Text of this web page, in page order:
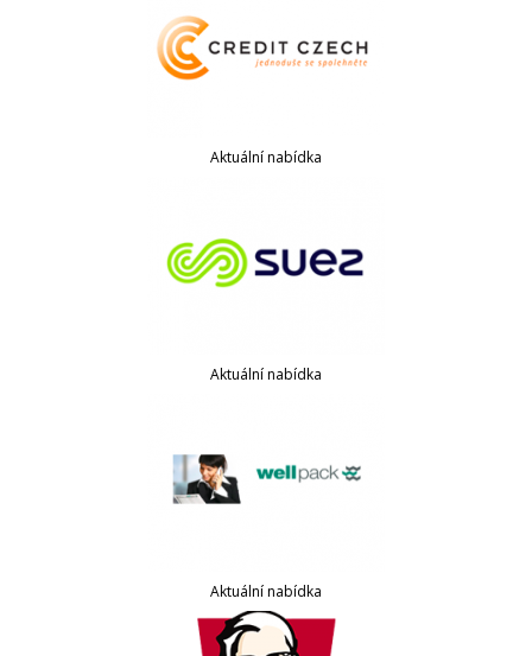
Aktuální nabídka
Aktuální nabídka
Aktuální nabídka